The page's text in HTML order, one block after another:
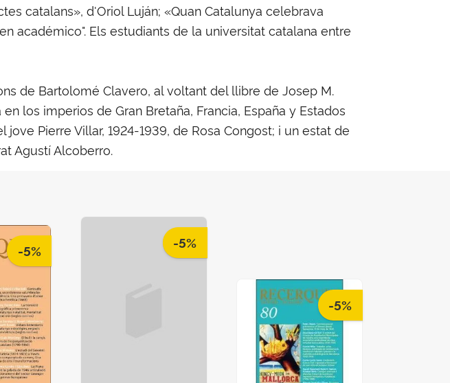
catalans», d'Oriol Luján; «Quan Catalunya celebrava
académico". Els estudiants de la universitat catalana entre
de Bartolomé Clavero, al voltant del llibre de Josep M.
los imperios de Gran Bretaña, Francia, España y Estados
Pierre Villar, 1924-1939, de Rosa Congost; i un estat de
Agustí Alcoberro.
-5% -5%
-5%